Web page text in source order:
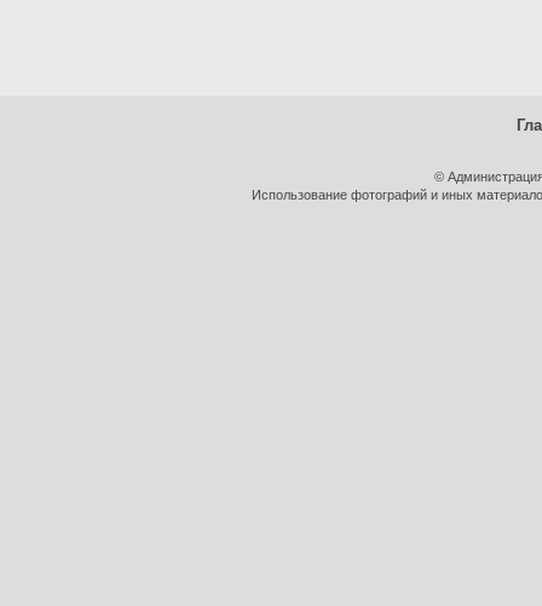
©
Использование фотографий и иных